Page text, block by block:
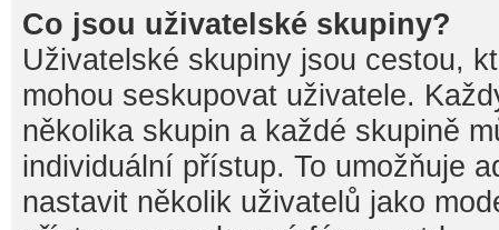
Co jsou uživatelské skupiny?
Uživatelské skupiny jsou cestou,
mohou seskupovat uživatele.
několika skupin a každé skupině
individuální přístup. To umožňuje
nastavit několik uživatelů jako